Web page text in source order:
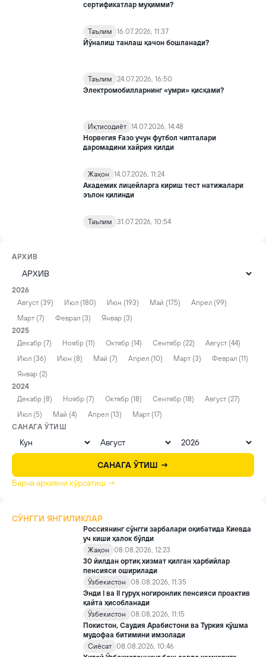
сертификатлар муҳимми?
Таълим
16.07.2026, 11:37
Йўналиш танлаш қачон бошланади?
Таълим
24.07.2026, 16:50
Электромобилларнинг «умри» қисқами?
Иқтисодиёт 14.07.2026, 14:48
Норвегия Ғазо учун футбол чипталари
даромадини хайрия қилди
Жаҳон
14.07.2026, 11:24
Академик лицейларга кириш тест натижалари
эълон қилинди
Таълим 31.07.2026, 10:54
АРХИВ
2026
Август (39)
Июл (180) Июн (193) Май (175)
Апрел (99)
Март (7)
Феврал (3)
Январ (3)
2025
Декабр (7)
Ноябр (11) Октябр (14) Сентябр (22)
Август (44)
Июл (36)
Июн (8) Май (7) Апрел (10) Март (3)
Феврал (11)
Январ (2)
2024
Декабр (8)
Ноябр (7) Октябр (18) Сентябр (18)
Август (27)
Июл (5)
Май (4) Апрел (13)
Март (17)
САНАГА ЎТИШ
САНАГА ЎТИШ →
Барча архивни кўрсатиш →
СЎНГГИ ЯНГИЛИКЛАР
Россиянинг сўнгги зарбалари оқибатида Киевда
уч киши ҳалок бўлди
Жаҳон
08.08.2026, 12:23
30 йилдан ортиқ хизмат қилган ҳарбийлар
пенсияси оширилади
Ўзбекистон
08.08.2026, 11:35
Энди I ва II гуруҳ ногиронлик пенсияси проактив
қайта ҳисобланади
Ўзбекистон
08.08.2026, 11:15
Покистон, Саудия Арабистони ва Туркия қўшма
мудофаа битимини имзолади
Сиёсат 08.08.2026, 10:46